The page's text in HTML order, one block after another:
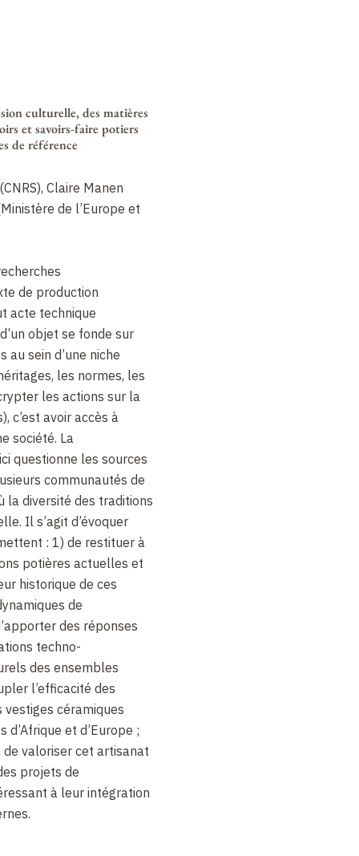
culturelle, des matières
et savoirs-faire potiers
de référence
Claire Manen
de l’Europe et
de production
acte technique
objet se fonde sur
au sein d’une niche
les normes, les
les actions sur la
c’est avoir accès à
société. La
questionne les sources
communautés de
la diversité des traditions
Il s’agit d’évoquer
: 1) de restituer à
potières actuelles et
historique de ces
de
des réponses
techno-
des ensembles
l’efficacité des
céramiques
et d’Europe ;
valoriser cet artisanat
projets de
à leur intégration